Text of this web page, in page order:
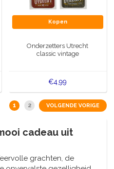
Kopen
Onderzetters Utrecht
classic vintage
€4,99
1 2 VOLGENDE VORIGE
cadeau uit
grachten, de